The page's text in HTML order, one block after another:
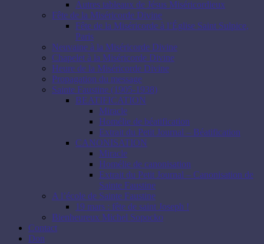
Autres tableaux de Jésus Miséricordieux
Fête de la Miséricorde Divine
Fête de la Miséricorde à l’Église Saint Sulpice,
Paris
Neuvaine à la Miséricorde Divine
Chapelet à la Miséricorde Divine
Heure de la Miséricorde Divine
Propagation du message
Sainte Faustine (1905-1938)
BEATIFICATION
Miracle
Homélie de béatification
Extrait du Petit Journal – Béatification
CANONISATION
Miracle
Homélie de canonisation
Extrait du Petit Journal – Canonisation de
Sainte Faustine
A l’école de Sainte Faustine
19 mars : fête de saint Joseph !
Bienheureux Michel Sopocko
Contact
Don